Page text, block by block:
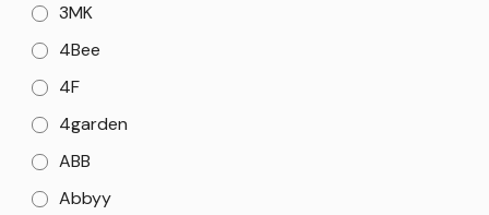
3MK
4Bee
4F
4garden
ABB
Abbyy